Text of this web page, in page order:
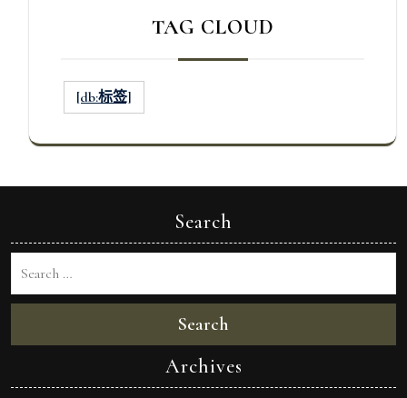
TAG CLOUD
[db:标签]
Search
Search
Archives